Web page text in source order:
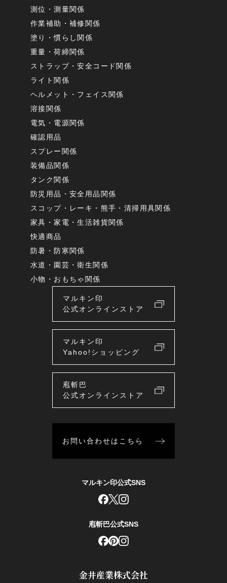
金井産業株式会社
測位・測量関係
作業補助・補修関係
塗り・慣らし関係
重量・荷締関係
ストラップ・安全コード関係
ライト関係
ヘルメット・フェイス関係
溶接関係
電気・電源関係
確認用品
スプレー関係
装備品関係
タンク関係
防災用品・安全用品関係
スコップ・レーキ・熊手・清掃用具関係
家具・家電・生活雑貨関係
快適商品
防暑・防寒関係
水道・園芸・衛生関係
小物・おもちゃ関係
マルキン印
公式オンラインストア
マルキン印
Yahoo!ショッピング
庖斬巴
公式オンラインストア
お問い合わせはこちら
マルキン印公式SNS
庖斬巴公式SNS